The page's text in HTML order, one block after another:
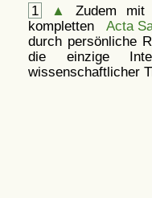
1 ▲
Zudem mit
kompletten Acta
durch persönliche
die einzige
wissenschaftlicher